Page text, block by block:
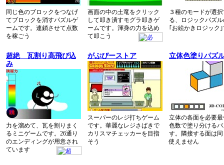
同じ色のブロックをつなげ
てブロックを消すパズルゲ
ームです。連鎖させて点数
を稼ごう
画面の中の土竜をクリック
して叩き潰すモグラ叩きゲ
ームです。渾身の力を込め
て叩こう
３種のモードが選
る、ロジックパズ
｢お絵かきロジック
超絶 瓦割り高飛び込
み
力を溜めて、瓦を割りまく
るミニゲームです。26通り
のエンディングが用意され
ています
がぷぴーストア
スーパーのレジ打ちゲーム
です。華麗なレジさばきで
カリスマチェッカーを目指
そう
立体色塗りパズ
立体の各面を必要
色数で塗り分ける
す。隣接する面は
使えません